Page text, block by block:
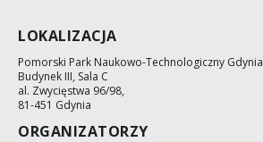
LOKALIZACJA
Pomorski Park Naukowo-Technologiczny Gdynia
Budynek III, Sala C
al. Zwycięstwa 96/98,
81-451 Gdynia
ORGANIZATORZY